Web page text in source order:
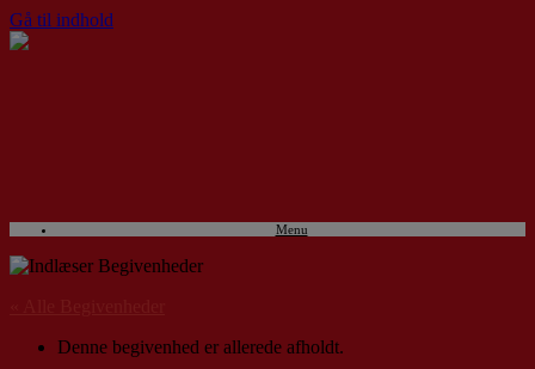
Gå til indhold
Menu
Denne begivenhed er allerede afholdt.